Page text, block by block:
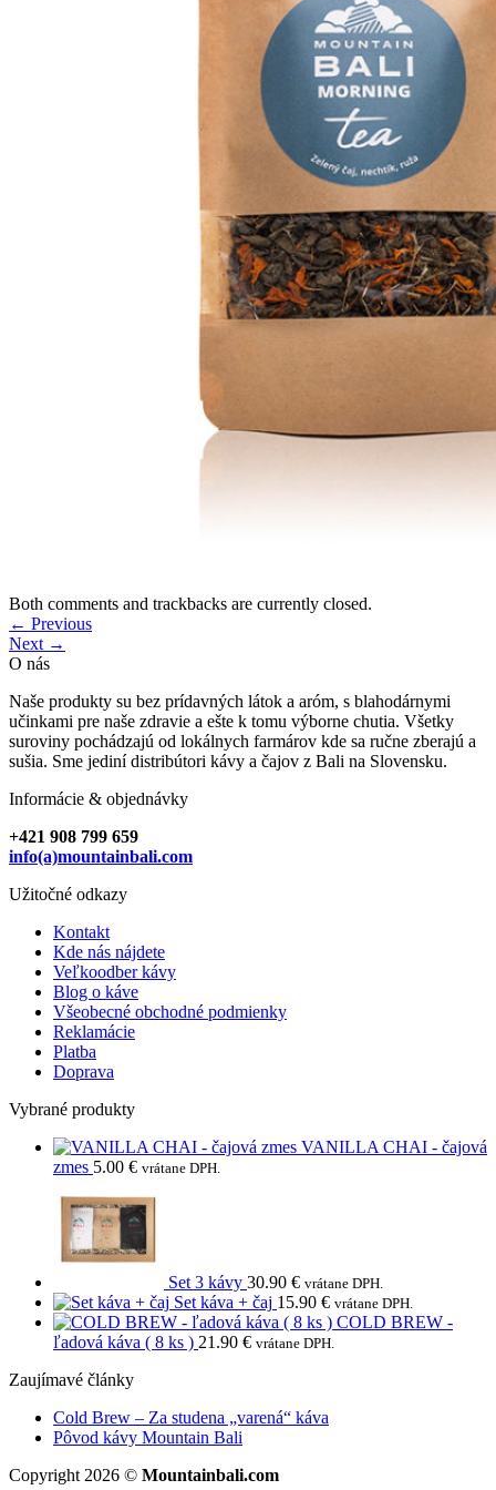
Both comments and trackbacks are currently closed.
← Previous
Next →
O nás
Naše produkty su bez prídavných látok a aróm, s blahodárnymi
učinkami pre naše zdravie a ešte k tomu výborne chutia. Všetky
suroviny pochádzajú od lokálnych farmárov kde sa ručne zberajú a
sušia. Sme jediní distribútori kávy a čajov z Bali na Slovensku.
Informácie & objednávky
+421 908 799 659
info(a)mountainbali.com
Užitočné odkazy
Kontakt
Kde nás nájdete
Veľkoodber kávy
Blog o káve
Všeobecné obchodné podmienky
Reklamácie
Platba
Doprava
Vybrané produkty
VANILLA CHAI - čajová
zmes 5.00 € vrátane DPH.
Set 3 kávy 30.90 € vrátane DPH.
Set káva + čaj 15.90 € vrátane DPH.
COLD BREW -
ľadová káva ( 8 ks ) 21.90 € vrátane DPH.
Zaujímavé články
Cold Brew – Za studena „varená“ káva
Pôvod kávy Mountain Bali
na
Copyright 2026 © Mountainbali.com